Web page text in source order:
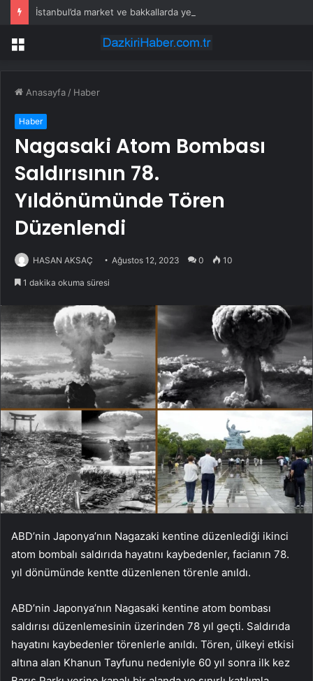
Menü
Anasayfa / Haber
Haber
Nagasaki Atom Bombası
Saldırısının 78.
Yıldönümünde Tören
Düzenlendi
HASAN AKSAÇ Ağustos 12, 2023 0 10
1 dakika okuma süresi
ABD’nin Japonya’nın Nagazaki kentine düzenlediği ikinci
atom bombalı saldırıda hayatını kaybedenler, facianın 78.
yıl dönümünde kentte düzenlenen törenle anıldı.
ABD’nin Japonya’nın Nagasaki kentine atom bombası
saldırısı düzenlemesinin üzerinden 78 yıl geçti. Saldırıda
hayatını kaybedenler törenlerle anıldı. Tören, ülkeyi etkisi
altına alan Khanun Tayfunu nedeniyle 60 yıl sonra ilk kez